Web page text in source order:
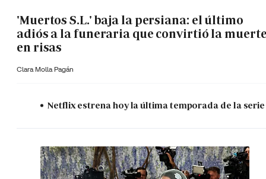
'Muertos S.L.' baja la persiana: el último
adiós a la funeraria que convirtió la
en risas
Clara Molla Pagán
Netflix estrena hoy la última temporada de la serie